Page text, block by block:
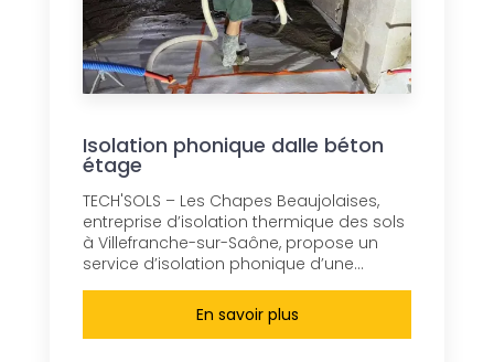
Isolation phonique dalle béton
étage
TECH'SOLS – Les Chapes Beaujolaises,
entreprise d’isolation thermique des sols
à Villefranche-sur-Saône, propose un
service d’isolation phonique d’une...
En savoir plus